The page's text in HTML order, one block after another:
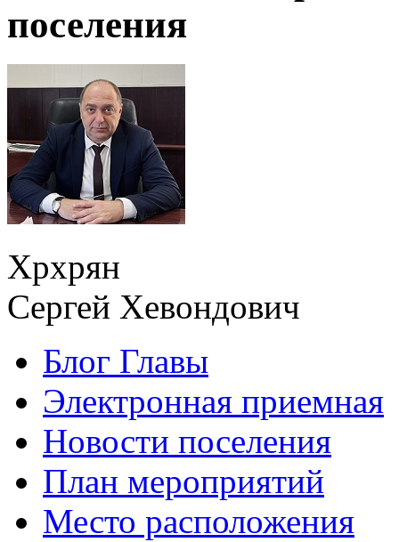
поселения
Хрхрян
Сергей Хевондович
Блог Главы
Электронная приемная
Новости поселения
План мероприятий
Место расположения